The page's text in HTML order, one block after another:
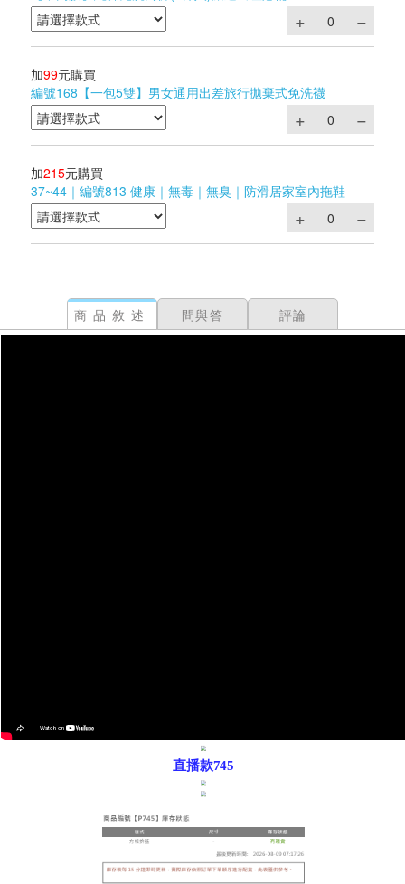
加99元購買
編號168【一包5雙】男女通用出差旅行拋棄式免洗襪
加215元購買
37~44｜編號813 健康｜無毒｜無臭｜防滑居家室內拖鞋
商品敘述 問與答 評論